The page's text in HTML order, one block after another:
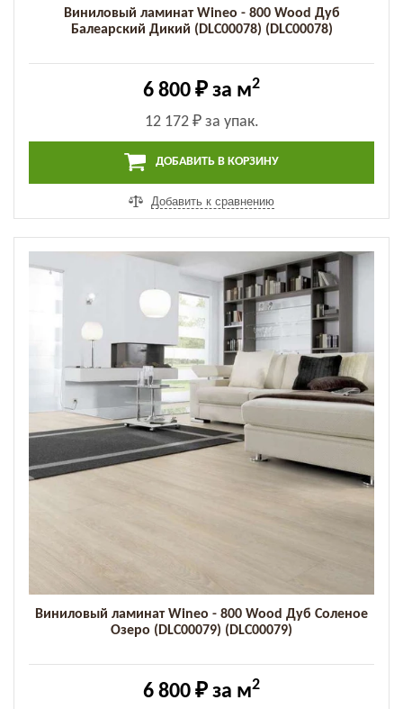
Виниловый ламинат Wineo - 800 Wood Дуб
Балеарский Дикий (DLC00078) (DLC00078)
6 800 ₽ за м2
12 172 ₽за упак.
ДОБАВИТЬ В КОРЗИНУ
Добавить к сравнению
Виниловый ламинат Wineo - 800 Wood Дуб Соленое
Озеро (DLC00079) (DLC00079)
6 800 ₽ за м2